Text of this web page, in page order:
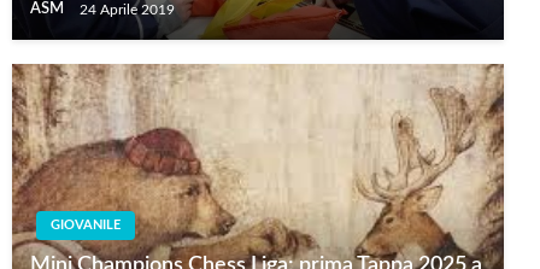
ASM 24 Aprile 2019
GIOVANILE